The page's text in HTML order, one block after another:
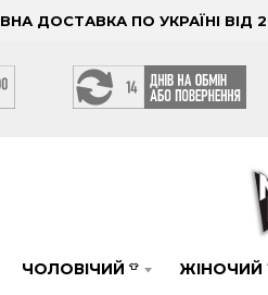
ДОСТАВКА ПО УКРАЇНІ
ЧОЛОВІЧИЙ 👕 ЖІНОЧИЙ